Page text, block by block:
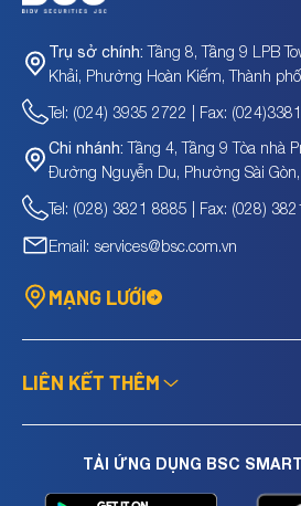
Trụ sở chính: Tầng 8, Tầng 9 LPB
Khải, Phường Hoàn Kiếm, Thành
Tel: (024) 3935 2722 | Fax:
Chi nhánh: Tầng 4, Tầng 9 Tòa nhà
Đường Nguyễn Du, Phường Sài
Tel: (028) 3821 8885 | Fax: (028)
Email: services@bsc.com.vn
MẠNG LƯỚI
LIÊN KẾT THÊM
TẢI ỨNG DỤNG BSC